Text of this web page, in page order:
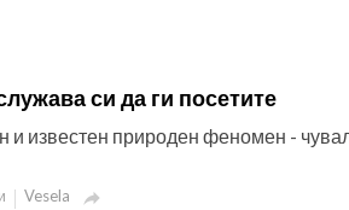
си да ги посетите
известен природен феномен -
Vesela 